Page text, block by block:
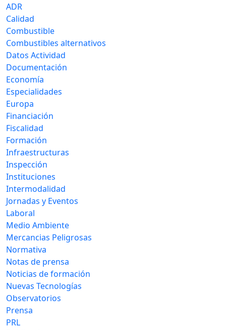
ADR
Calidad
Combustible
Combustibles alternativos
Datos Actividad
Documentación
Economía
Especialidades
Europa
Financiación
Fiscalidad
Formación
Infraestructuras
Inspección
Instituciones
Intermodalidad
Jornadas y Eventos
Laboral
Medio Ambiente
Mercancias Peligrosas
Normativa
Notas de prensa
Noticias de formación
Nuevas Tecnologías
Observatorios
Prensa
PRL